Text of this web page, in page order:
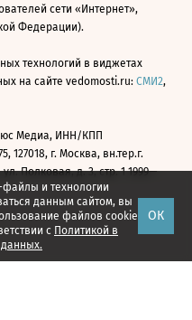
и технологии
данным сайтом, вы
файлов cookie
с Политикой в
ОК
сети «Интернет»,
Федерации).
технологий в виджетах
на сайте vedomosti.ru: СМИ2,
Медиа, ИНН/КПП
127018, г. Москва, вн.тер.г.
Полковая, д. 3, стр. 1 1999—